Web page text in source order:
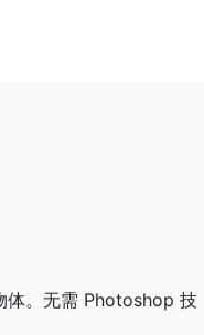
体。无需 Photoshop 技